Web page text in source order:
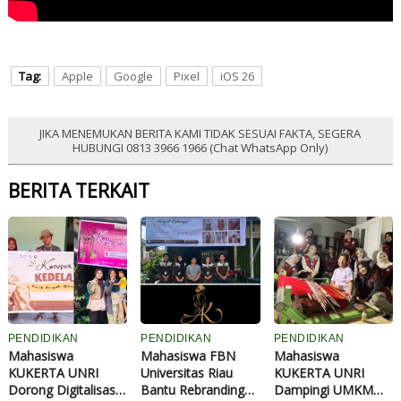
Tag: Apple Google Pixel iOS 26
JIKA MENEMUKAN BERITA KAMI TIDAK SESUAI FAKTA, SEGERA
HUBUNGI 0813 3966 1966 (Chat WhatsApp Only)
BERITA TERKAIT
PENDIDIKAN
Mahasiswa
KUKERTA UNRI
Dorong Digitalisasi
PENDIDIKAN
Mahasiswa FBN
Universitas Riau
Bantu Rebranding
PENDIDIKAN
Mahasiswa
KUKERTA UNRI
Dampingi UMKM